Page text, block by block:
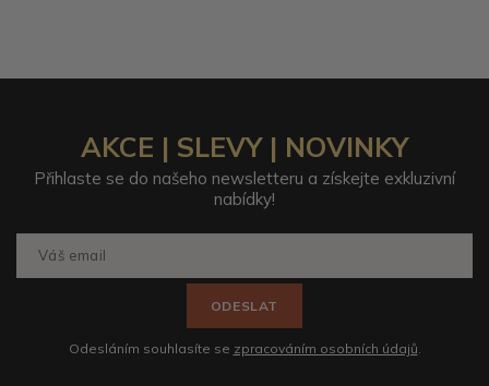
AKCE | SLEVY | NOVINKY
Přihlaste se do našeho newsletteru a získejte exkluzivní
nabídky!
ODESLAT
Odesláním souhlasíte se zpracováním osobních údajů